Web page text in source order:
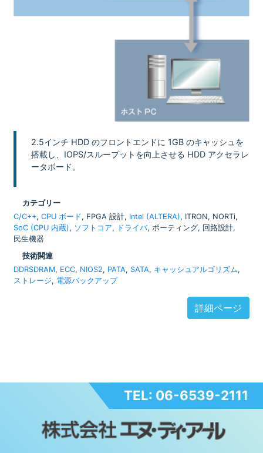
2.5インチ HDD のフロントエンドに 1GB のキャッシュを
搭載し、IOPS/スループットを向上させる HDD アクセラレ
ータボード。
カテゴリー
C/C++, CPU ボード, FPGA 設計, Intel (ALTERA), ITRON, NORTi,
SoC (CPU 内蔵), ソフトコア, ドライバ, ポーティング, 回路設計,
民生機器
技術関連
DDRSDRAM, ECC, NIOS2, PATA, SATA, キャッシュアルゴリズム,
ストレージ, 電源バックアップ
詳細ページ
TEL: 06-6539-2111